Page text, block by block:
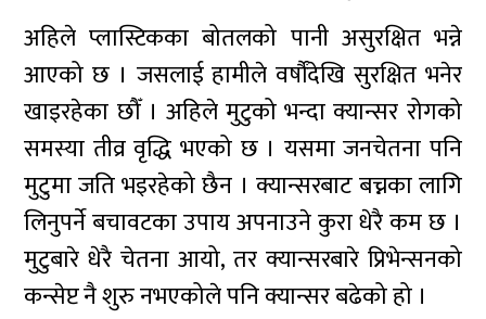
अहिले प्लास्टिकका बोतलको पानी असुरक्षित भन्ने
आएको छ । जसलाई हामीले वर्षौंदेखि सुरक्षित भनेर
खाइरहेका छौँ । अहिले मुटुको भन्दा क्यान्सर रोगको
समस्या तीव्र वृद्धि भएको छ । यसमा जनचेतना पनि
मुटुमा जति भइरहेको छैन । क्यान्सरबाट बच्नका लागि
लिनुपर्ने बचावटका उपाय अपनाउने कुरा धेरै कम छ ।
मुटुबारे धेरै चेतना आयो, तर क्यान्सरबारे प्रिभेन्सनको
कन्सेप्ट नै शुरु नभएकोले पनि क्यान्सर बढेको हो ।